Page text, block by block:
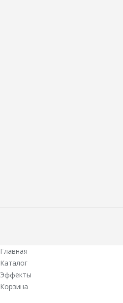
Главная
Каталог
Эффекты
Корзина